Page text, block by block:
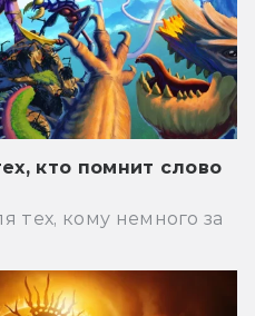
кто помнит слово
тех, кому немного за